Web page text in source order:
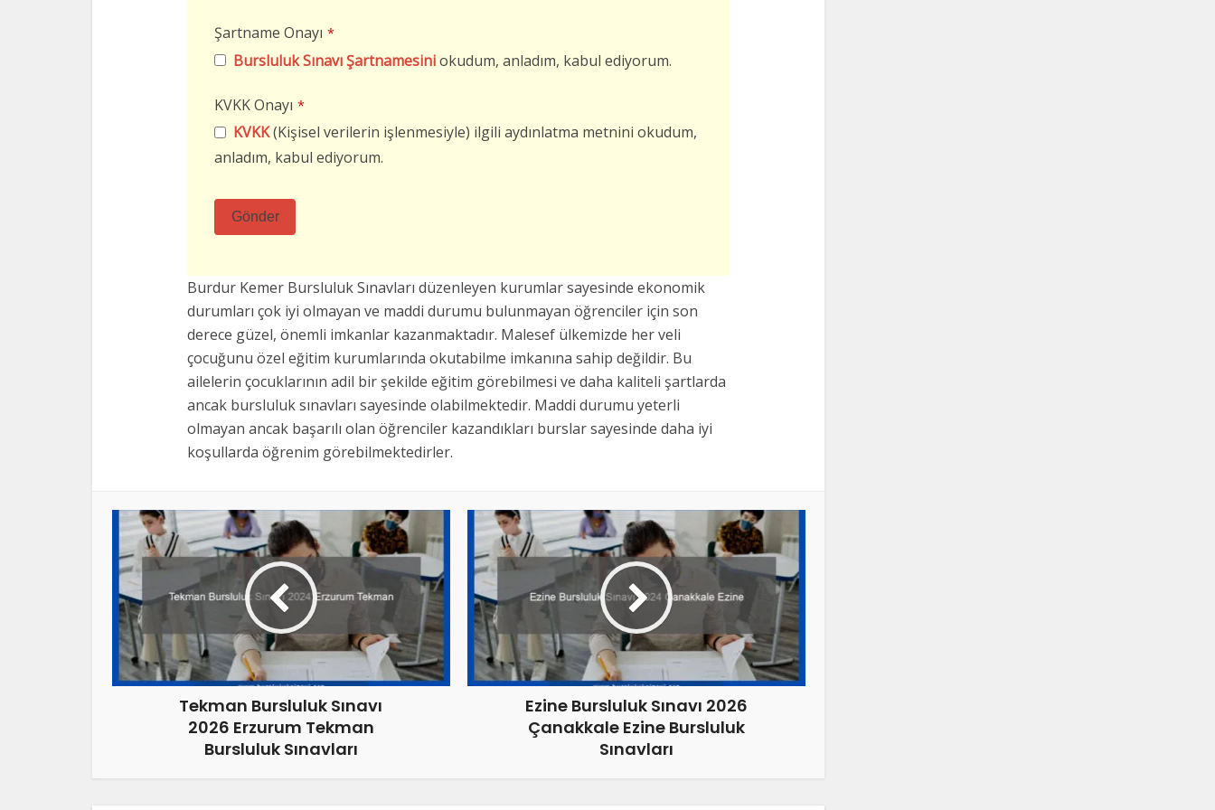
Şartname Onayı *
Bursluluk Sınavı Şartnamesiniokudum, anladım, kabul ediyorum.
KVKK Onayı *
KVKK(Kişisel verilerin işlenmesiyle) ilgili aydınlatma metnini okudum,
anladım, kabul ediyorum.
Gönder
alan
boş
bırakılmalıdır
Burdur Kemer Bursluluk Sınavları düzenleyen kurumlar sayesinde ekonomik
durumları çok iyi olmayan ve maddi durumu bulunmayan öğrenciler için son
derece güzel, önemli imkanlar kazanmaktadır. Malesef ülkemizde her veli
çocuğunu özel eğitim kurumlarında okutabilme imkanına sahip değildir. Bu
ailelerin çocuklarının adil bir şekilde eğitim görebilmesi ve daha kaliteli şartlarda
ancak bursluluk sınavları sayesinde olabilmektedir. Maddi durumu yeterli
olmayan ancak başarılı olan öğrenciler kazandıkları burslar sayesinde daha iyi
koşullarda öğrenim görebilmektedirler.
Tekman Bursluluk Sınavı
2026 Erzurum Tekman
Bursluluk Sınavları
Ezine Bursluluk Sınavı 2026
Çanakkale Ezine Bursluluk
Sınavları